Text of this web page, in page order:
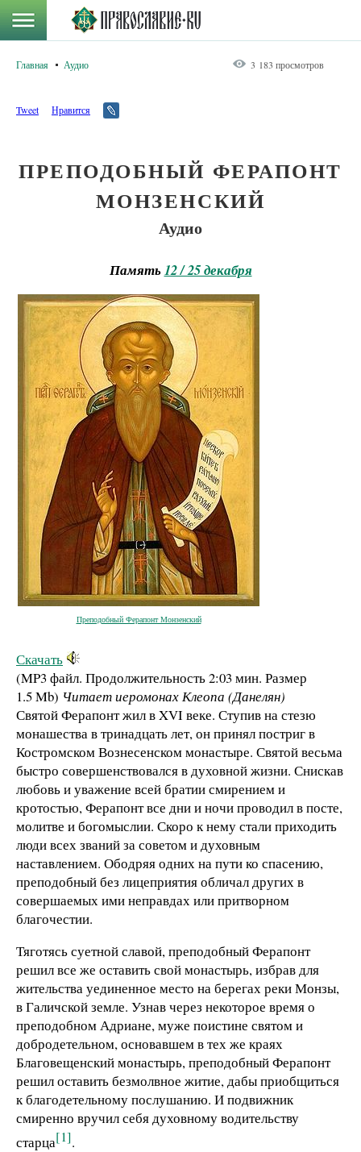
Главная Аудио 3 183 просмотров
Tweet Нравится
ПРЕПОДОБНЫЙ ФЕРАПОНТ
МОНЗЕНСКИЙ
Аудио
Память12 / 25 декабря
Преподобный Ферапонт Монзенский
Скачать
(MP3 файл. Продолжительность2:03 мин. Размер
1.5 Mb) Читает иеромонах Клеопа (Данелян)
Святой Ферапонт жил в XVI веке. Ступив на стезю
монашества в тринадцать лет, он принял постриг в
Костромском Вознесенском монастыре. Святой весьма
быстро совершенствовался в духовной жизни. Снискав
любовь и уважение всей братии смирением и
кротостью, Ферапонт все дни и ночи проводил в посте,
молитве и богомыслии. Скоро к нему стали приходить
люди всех званий за советом и духовным
наставлением. Ободряя одних на пути ко спасению,
преподобный без лицеприятия обличал других в
совершаемых ими неправдах или притворном
благочестии.
Тяготясь суетной славой, преподобный Ферапонт
решил все же оставить свой монастырь, избрав для
жительства уединенное место на берегах реки Монзы,
в Галичской земле. Узнав через некоторое время о
преподобном Адриане, муже поистине святом и
добродетельном, основавшем в тех же краях
Благовещенский монастырь, преподобный Ферапонт
решил оставить безмолвное житие, дабы приобщиться
к благодетельному послушанию. И подвижник
смиренно вручил себя духовному водительству
старца[1].